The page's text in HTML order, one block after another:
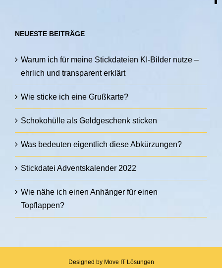
NEUESTE BEITRÄGE
Warum ich für meine Stickdateien KI-Bilder nutze –
ehrlich und transparent erklärt
Wie sticke ich eine Grußkarte?
Schokohülle als Geldgeschenk sticken
Was bedeuten eigentlich diese Abkürzungen?
Stickdatei Adventskalender 2022
Wie nähe ich einen Anhänger für einen
Topflappen?
Designed by Move IT Lösungen